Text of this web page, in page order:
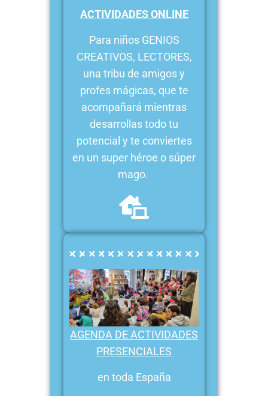
ACTIVIDADES ONLINE
Para niños GENIOS
CREATIVOS, LECTORES,
una tribu de amigos y
profes mágicas, que te
acompañará mientras
desarrollas todo tu
potencial y te conviertes
en un super héroe o súper
mago.
AGENDA DE ACTIVIDADES
PRESENCIALES
en toda España